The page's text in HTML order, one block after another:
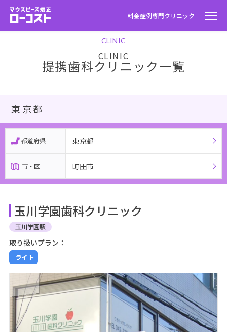
料金症例専門クリニック
CLINIC
提携歯科クリニック一覧
東京都
都道府県 東京都
市・区 町田市
玉川学園歯科クリニック
玉川学園駅
取り扱いプラン：
ライト